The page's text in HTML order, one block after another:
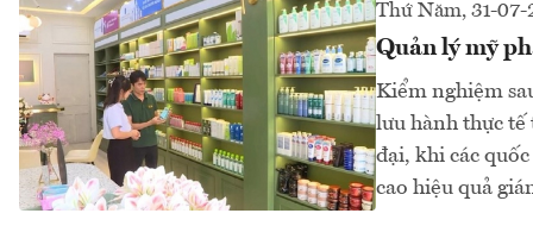
Thứ Năm, 31-07-
Quản lý mỹ
Kiểm nghiệm
lưu hành thực tế
đại, khi các
cao hiệu quả